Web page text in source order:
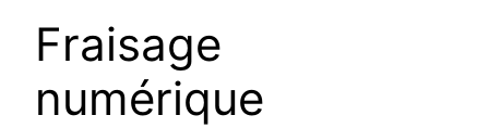
Fraisage
numérique